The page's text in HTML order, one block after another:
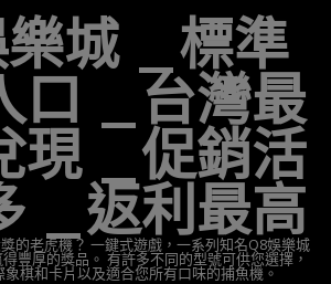
城 _標準
口 _台灣最
現 _促銷活
_返利最高
的老虎機？ 一鍵式遊戲，一系列知名Q8娛樂城
豐厚的獎品。 有許多不同的型號可供您選擇，
棋和卡片以及適合您所有口味的捕魚機。